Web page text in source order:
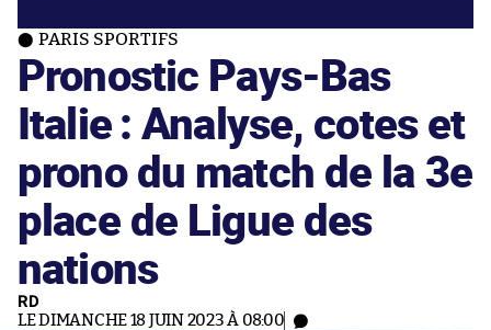
PARIS SPORTIFS
Pronostic Pays-Bas
Italie : Analyse, cotes et
prono du match de la 3e
place de Ligue des
nations
RD
LE DIMANCHE 18 JUIN 2023 À 08:00